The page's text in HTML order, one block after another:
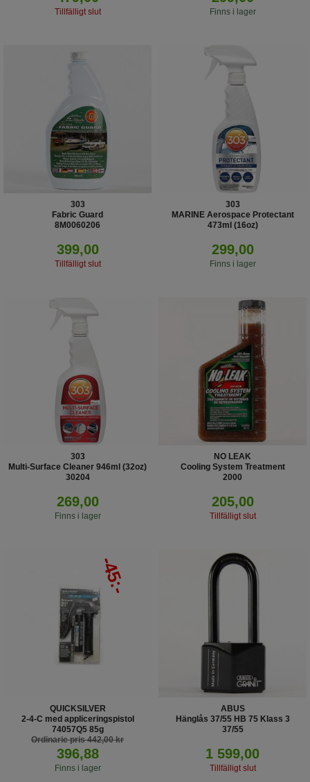
Tillfälligt slut Finns i lager
303
Fabric Guard
8M0060206
399,00
Tillfälligt slut
303
MARINE Aerospace Protectant
473ml (16oz)
299,00
Finns i lager
303
Multi-Surface Cleaner 946ml (32oz)
30204
269,00
Finns i lager
NO LEAK
Cooling System Treatment
2000
205,00
Tillfälligt slut
-45:-
QUICKSILVER
2-4-C med appliceringspistol
74057Q5 85g
Ordinarie pris 442,00 kr
396,88
Finns i lager
ABUS
Hänglås 37/55 HB 75 Klass 3
37/55
1 599,00
Tillfälligt slut